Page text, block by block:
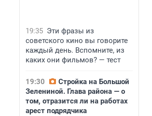
19:35 Эти фразы из
советского кино вы говорите
каждый день. Вспомните, из
каких они фильмов? — тест
19:30
Стройка на Большой
Зелениной. Глава района — о
том, отразится ли на работах
арест подрядчика